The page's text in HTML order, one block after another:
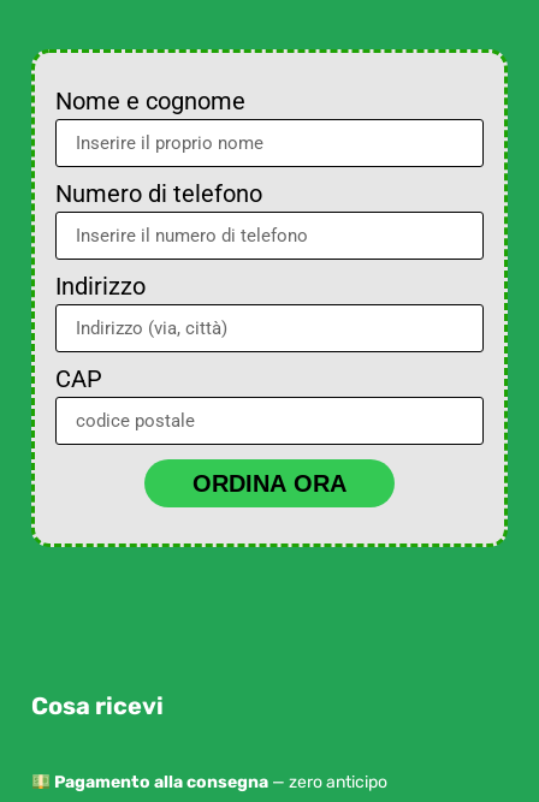
Nome e cognome
Numero di telefono
Indirizzo
CAP
ORDINA ORA
Cosa ricevi
Pagamento alla consegna— zero anticipo